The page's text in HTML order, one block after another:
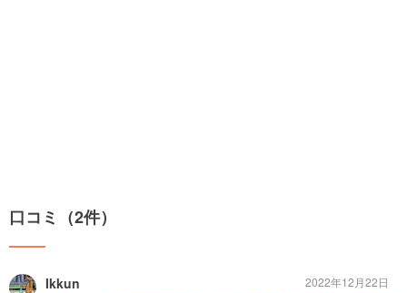
口コミ（2件）
Ikkun
2022年12月22日